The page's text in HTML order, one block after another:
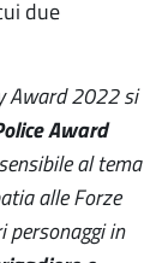
due
Award 2022 si
Award
al tema
alle Forze
personaggi in